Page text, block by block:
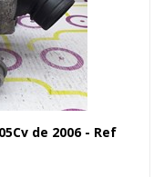
de 2006 - Ref